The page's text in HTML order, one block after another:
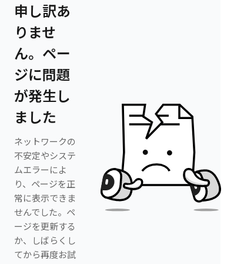
申し訳あ
りませ
ん。ペー
ジに問題
が発生し
ました
ネットワークの
不安定やシステ
ムエラーによ
り、ページを正
常に表示できま
せんでした。ペ
ージを更新する
か、しばらくし
てから再度お試